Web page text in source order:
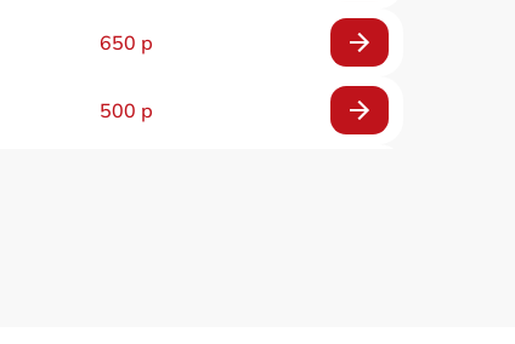
650 р
500 р